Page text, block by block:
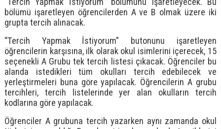
bölümü işaretleyen öğrencilerden A ve B olmak üzere iki
grupta tercih alınacak.
“Tercih Yapmak İstiyorum” butonunu işaretleyen
öğrencilerin karşısına, ilk olarak okul isimlerini içerecek, 15
seçenekli A Grubu tek tercih listesi çıkacak. Öğrenciler bu
alanda istedikleri tüm okulları tercih edebilecek ve
yerleştirmeleri buna göre yapılacak. Öğrencilerin A grubu
tercihleri, tercih listelerinde yer alan okulların tercih
kodlarına göre yapılacak.
Öğrenciler A grubuna tercih yazarken aynı zamanda okul